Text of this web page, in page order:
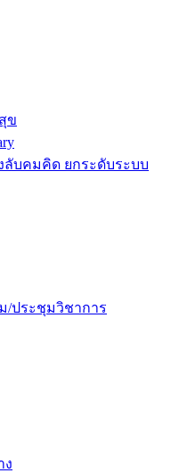
ข
ลับคมคิด ยกระดับระบบ
/ประชุมวิชาการ
ง